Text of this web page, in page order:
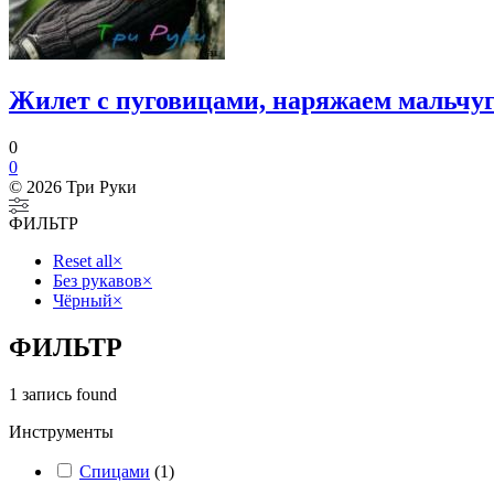
Жилет с пуговицами, наряжаем
0
0
© 2026 Три Руки
ФИЛЬТР
Reset all×
Без рукавов×
Чёрный×
ФИЛЬТР
1 запись found
Инструменты
Спицами (1)